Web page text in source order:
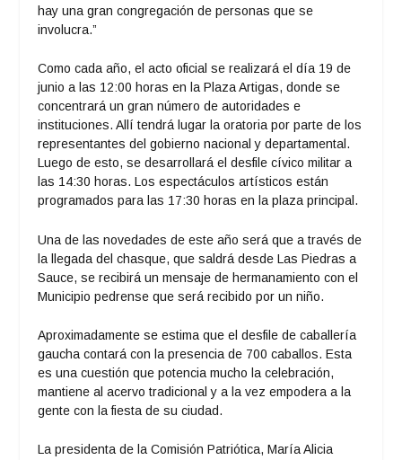
hay una gran congregación de personas que se
involucra.”
Como cada año, el acto oficial se realizará el día 19 de
junio a las 12:00 horas en la Plaza Artigas, donde se
concentrará un gran número de autoridades e
instituciones. Allí tendrá lugar la oratoria por parte de los
representantes del gobierno nacional y departamental.
Luego de esto, se desarrollará el desfile cívico militar a
las 14:30 horas. Los espectáculos artísticos están
programados para las 17:30 horas en la plaza principal.
Una de las novedades de este año será que a través de
la llegada del chasque, que saldrá desde Las Piedras a
Sauce, se recibirá un mensaje de hermanamiento con el
Municipio pedrense que será recibido por un niño.
Aproximadamente se estima que el desfile de caballería
gaucha contará con la presencia de 700 caballos. Esta
es una cuestión que potencia mucho la celebración,
mantiene al acervo tradicional y a la vez empodera a la
gente con la fiesta de su ciudad.
La presidenta de la Comisión Patriótica, María Alicia